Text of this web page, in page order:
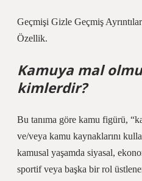
Geçmişi Gizle Geçmiş
Özellik.
Kamuya mal
kimlerdir?
Bu tanıma göre kamu figürü,
ve/veya kamu kaynaklarını
kamusal yaşamda siyasal,
sportif veya başka bir rol